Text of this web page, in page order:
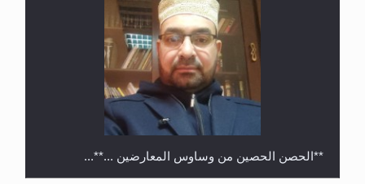
**الحصن الحصين من وساوس المعارضين ...**...